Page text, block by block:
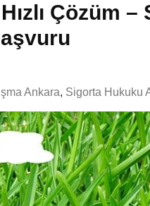
Çözüm –
Ankara, Sigorta Hukuku